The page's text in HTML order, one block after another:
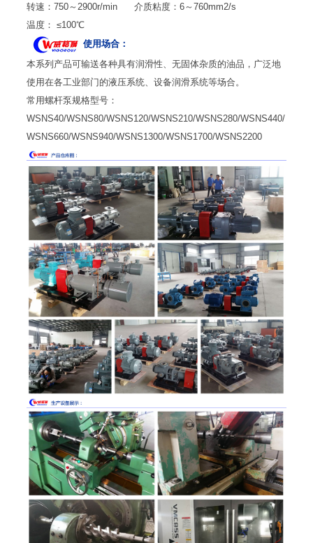
转速：750～2900r/min 介质粘度：6～760mm2/s
温度： ≤100℃
使用场合：
本系列产品可输送各种具有润滑性、无固体杂质的油品，广泛地
使用在各工业部门的液压系统、设备润滑系统等场合。
常用螺杆泵规格型号：
WSNS40/WSNS80/WSNS120/WSNS210/WSNS280/WSNS440/
WSNS660/WSNS940/WSNS1300/WSNS1700/WSNS2200